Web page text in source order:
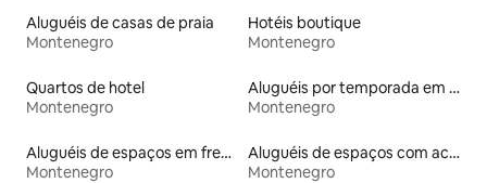
Aluguéis de casas de praia
Montenegro
Hotéis boutique
Montenegro
Quartos de hotel
Montenegro
Aluguéis por temporada em albergue
Montenegro
Aluguéis de espaços em frente à praia
Montenegro
Aluguéis de espaços com acesso direto a pistas de esqui
Montenegro